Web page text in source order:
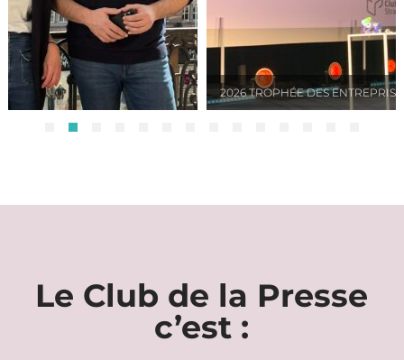
DES ENTREPRISES 2026
Le Club de la Presse
c’est :